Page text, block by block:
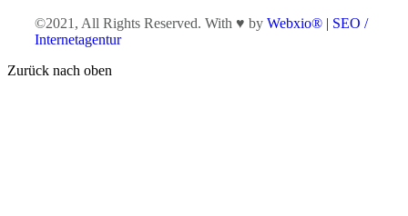
©2021, All Rights Reserved. With ♥ by Webxio® | SEO /
Internetagentur
Zurück nach oben